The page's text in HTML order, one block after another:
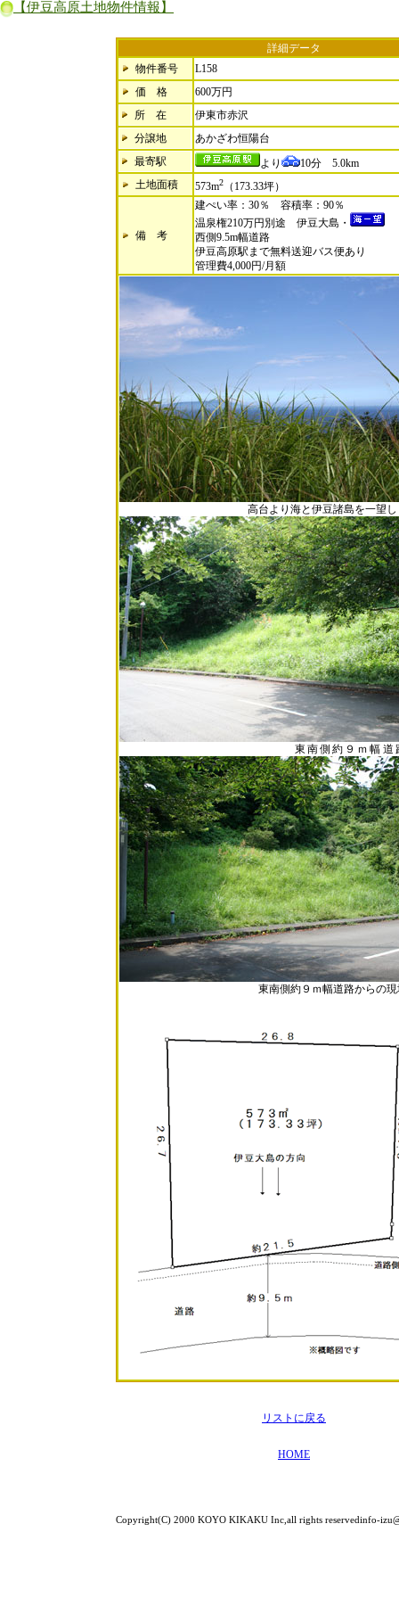
【伊豆高原土地物件情報】
詳細データ
物件番号
L158
価 格
600万円
所 在
伊東市赤沢
分譲地
あかざわ恒陽台
最寄駅
より
10分 5.0km
土地面積
573m2 （173.33坪）
備 考
建ぺい率：30％ 容積率：90％
温泉権210万円別途 伊豆大島・
西側9.5m幅道路
伊豆高原駅まで無料送迎バス便あり
管理費4,000円/月額
高台より海と伊豆諸島を一望し
東南側約９ｍ幅道路から
東南側約９ｍ幅道路からの現
リストに戻る
HOME
Copyright(C) 2000 KOYO KIKAKU Inc,all rights reservedinfo-